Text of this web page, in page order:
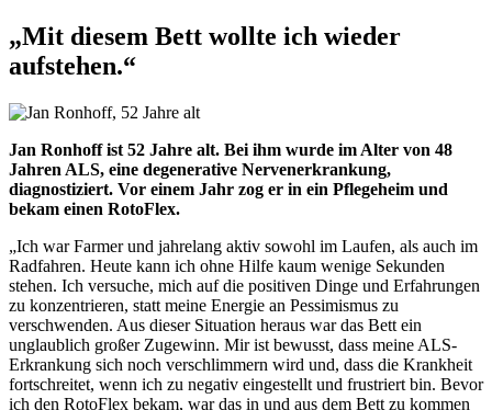
„Mit diesem Bett wollte ich wieder
aufstehen.“
Jan Ronhoff ist 52 Jahre alt. Bei ihm wurde im Alter von 48
Jahren ALS, eine degenerative Nervenerkrankung,
diagnostiziert. Vor einem Jahr zog er in ein Pflegeheim und
bekam einen RotoFlex.
„Ich war Farmer und jahrelang aktiv sowohl im Laufen, als auch im
Radfahren. Heute kann ich ohne Hilfe kaum wenige Sekunden
stehen. Ich versuche, mich auf die positiven Dinge und Erfahrungen
zu konzentrieren, statt meine Energie an Pessimismus zu
verschwenden. Aus dieser Situation heraus war das Bett ein
unglaublich großer Zugewinn. Mir ist bewusst, dass meine ALS-
Erkrankung sich noch verschlimmern wird und, dass die Krankheit
fortschreitet, wenn ich zu negativ eingestellt und frustriert bin. Bevor
ich den RotoFlex bekam, war das in und aus dem Bett zu kommen